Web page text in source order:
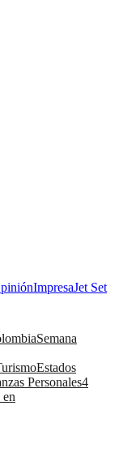
ImpresaJet Set
Semana
Estados
Personales4